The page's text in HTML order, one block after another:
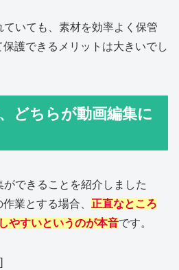
いても、素材を効率よく保管
護できるメリットは大きいでし
どちらが動画編集に
できることを紹介しました
業とする場合、 正直なところ
やすいというのが本音です。